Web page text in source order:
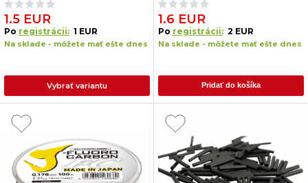
1.5 EUR
Po registrácii: 1 EUR
Na sklade - môžete mať ešte dnes
Vybrať variantu
1.6 EUR
Po registrácii: 2 EUR
Na sklade - môžete mať ešte dnes
Pridať do košíka